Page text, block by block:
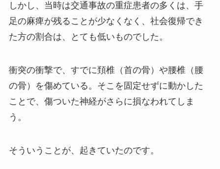
しかし、当時は交通事故の重症患者の多くは、手
足の麻痺が残ることが少なくなく、社会復帰でき
た方の割合は、とても低いものでした。
衝突の衝撃で、すでに頚椎（首の骨）や腰椎（腰
の骨）を傷めている。そこを固定せずに動かした
ことで、傷ついた神経がさらに損なわれてしま
う。
そういうことが、起きていたのです。